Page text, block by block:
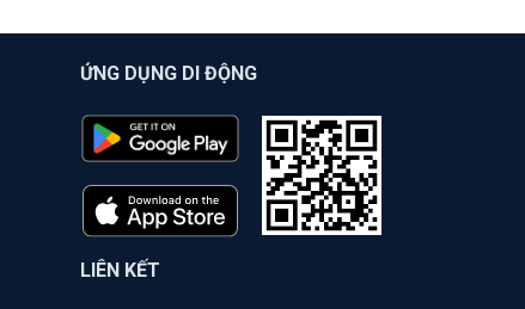
ỨNG DỤNG DI ĐỘNG
LIÊN KẾT